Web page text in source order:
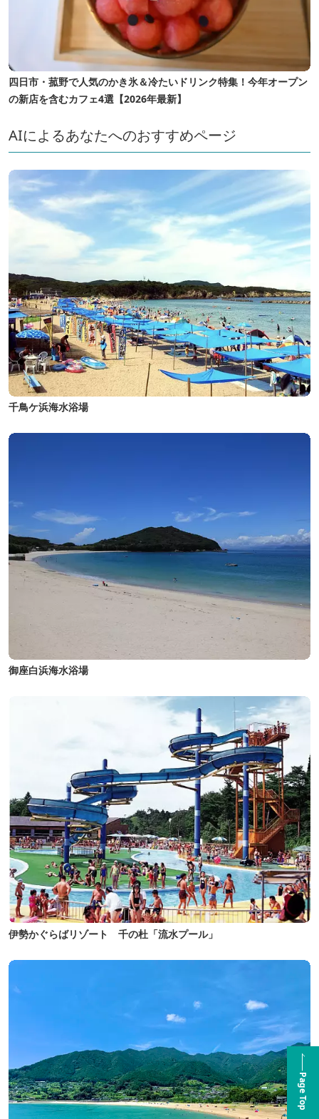
四日市・菰野で人気のかき氷＆冷たいドリンク特集！今年オープン
の新店を含むカフェ4選【2026年最新】
AIによるあなたへのおすすめページ
千鳥ケ浜海水浴場
御座白浜海水浴場
伊勢かぐらばリゾート 千の杜「流水プール」
Page Top